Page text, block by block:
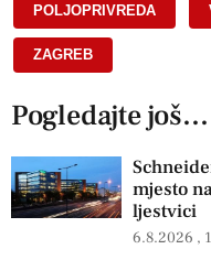
POLJOPRIVREDA
ZAGREB
Pogledajte još...
mjesto
ljestvici
6.8.2026